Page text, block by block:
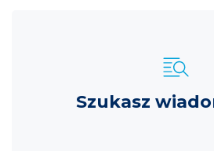
Szukasz